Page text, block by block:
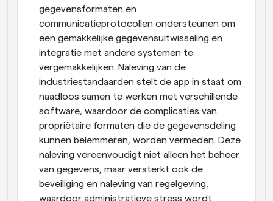
gegevensformaten en
communicatieprotocollen ondersteunen om
een gemakkelijke gegevensuitwisseling en
integratie met andere systemen te
vergemakkelijken. Naleving van de
industriestandaarden stelt de app in staat om
naadloos samen te werken met verschillende
software, waardoor de complicaties van
propriëtaire formaten die de gegevensdeling
kunnen belemmeren, worden vermeden. Deze
naleving vereenvoudigt niet alleen het beheer
van gegevens, maar versterkt ook de
beveiliging en naleving van regelgeving,
waardoor administratieve stress wordt